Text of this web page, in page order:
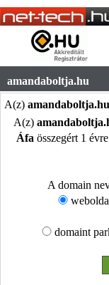
amandaboltja.hu
A(z) amandaboltja.hu
A(z)
Áfa összegért 1
A domain
domaint